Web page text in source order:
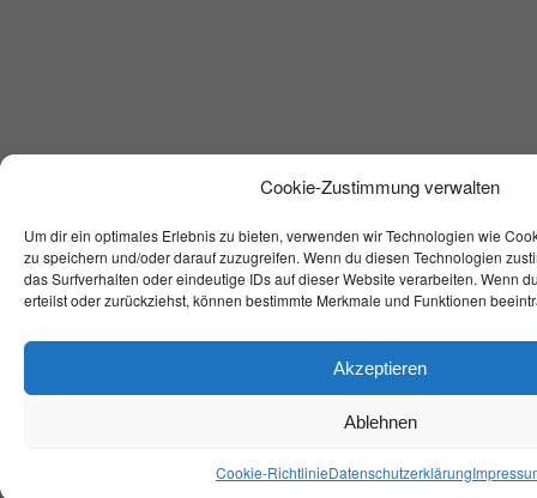
Cookie-Zustimmung verwalten
Um dir ein optimales Erlebnis zu bieten, verwenden wir Technologien wie
zu speichern und/oder darauf zuzugreifen. Wenn du diesen Technologien
das Surfverhalten oder eindeutige IDs auf dieser Website verarbeiten. Wenn
erteilst oder zurückziehst, können bestimmte Merkmale und Funktionen
Akzeptieren
Ablehnen
Cookie-RichtlinieDatenschutzerklärung